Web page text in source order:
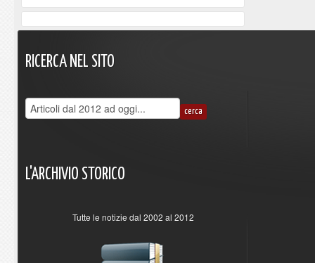
RICERCA NEL SITO
L'ARCHIVIO STORICO
Tutte le notizie dal 2002 al 2012